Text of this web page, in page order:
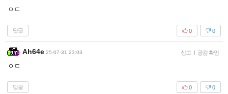
ㅇㄷ
답글 0
0
Ah64e 25-07-31 23:03 신고 공감 확인
ㅇㄷ
답글 0
0